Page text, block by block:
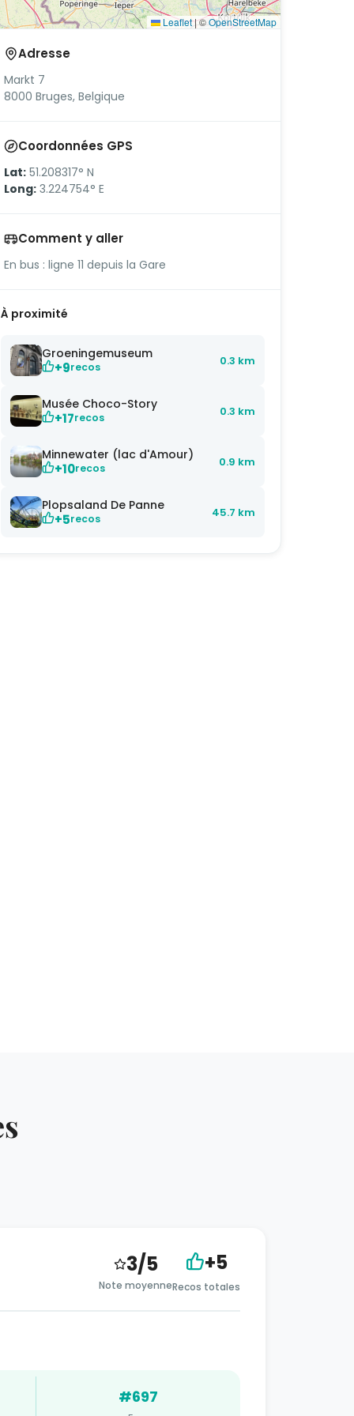
Leaflet|©OpenStreetMap
Adresse
Markt 7
8000 Bruges, Belgique
Coordonnées GPS
Lat: 51.208317° N
Long: 3.224754° E
Comment y aller
En bus : ligne 11 depuis la Gare
À proximité
Groeningemuseum
+9recos 0.3 km
Musée Choco-Story
+17recos 0.3 km
Minnewater (lac d'Amour)
+10recos 0.9 km
Plopsaland De Panne
+5recos 45.7 km
3/5
Note moyenne
+5
Recos totales
#697